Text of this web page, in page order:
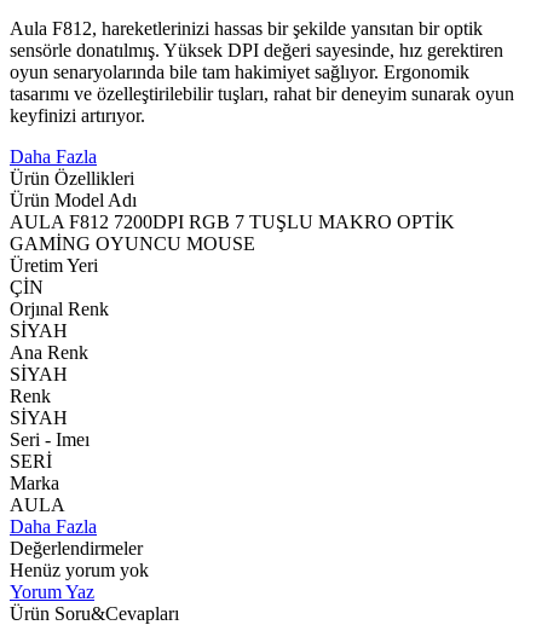
Aula F812, hareketlerinizi hassas bir şekilde yansıtan bir optik
sensörle donatılmış. Yüksek DPI değeri sayesinde, hız gerektiren
oyun senaryolarında bile tam hakimiyet sağlıyor. Ergonomik
tasarımı ve özelleştirilebilir tuşları, rahat bir deneyim sunarak oyun
keyfinizi artırıyor.
Daha Fazla
Ürün Özellikleri
Ürün Model Adı
AULA F812 7200DPI RGB 7 TUŞLU MAKRO OPTİK
GAMİNG OYUNCU MOUSE
Üretim Yeri
ÇİN
Orjınal Renk
SİYAH
Ana Renk
SİYAH
Renk
SİYAH
Seri - Imeı
SERİ
Marka
AULA
Daha Fazla
Değerlendirmeler
Henüz yorum yok
Yorum Yaz
Ürün Soru&Cevapları